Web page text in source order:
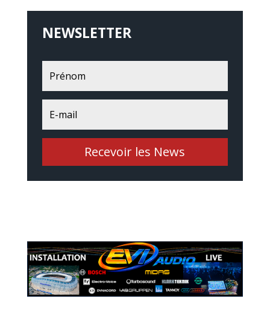
NEWSLETTER
Recevoir les News